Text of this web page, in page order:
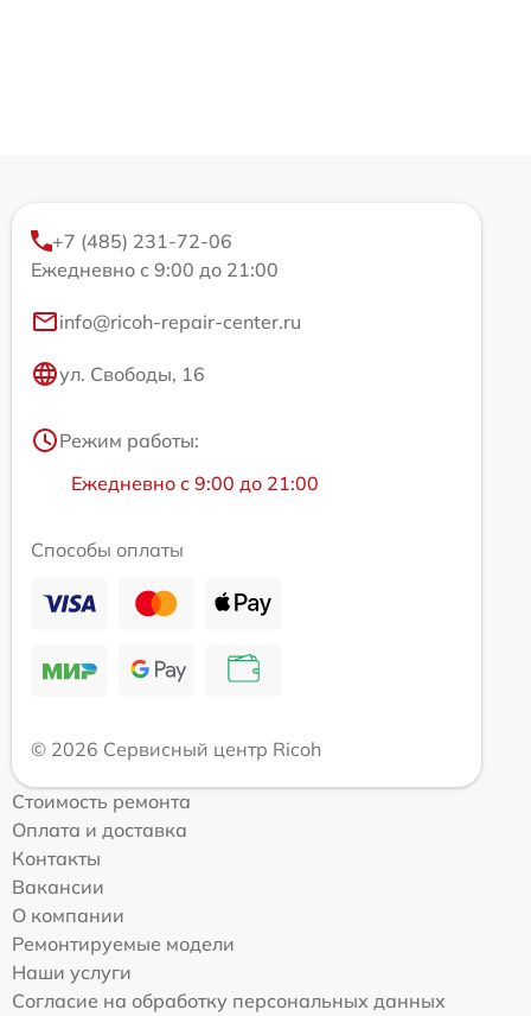
+7 (485) 231-72-06
Ежедневно с 9:00 до 21:00
info@ricoh-repair-center.ru
ул. Свободы, 16
Режим работы:
Ежедневно с 9:00 до 21:00
Способы оплаты
© 2026 Сервисный центр Ricoh
Стоимость ремонта
Оплата и доставка
Контакты
Вакансии
О компании
Ремонтируемые модели
Наши услуги
Согласие на обработку персональных данных